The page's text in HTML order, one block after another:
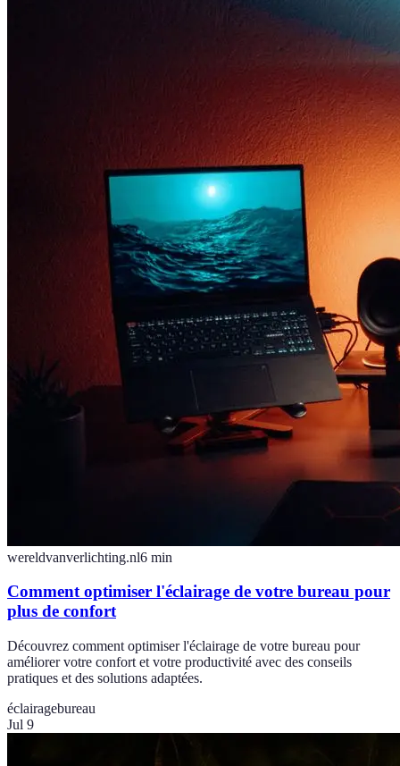
wereldvanverlichting.nl6 min
Comment optimiser l'éclairage de votre bureau pour
plus de confort
Découvrez comment optimiser l'éclairage de votre bureau pour
améliorer votre confort et votre productivité avec des conseils
pratiques et des solutions adaptées.
éclairagebureau
Jul 9